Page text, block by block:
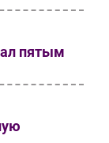
пятым